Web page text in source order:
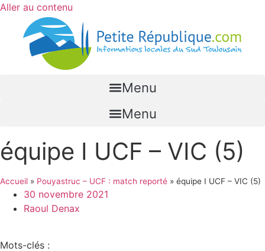
Aller au contenu
Menu
Menu
équipe I UCF – VIC (5)
Accueil » Pouyastruc – UCF : match reporté » équipe I UCF – VIC (5)
30 novembre 2021
Raoul Denax
Mots-clés :